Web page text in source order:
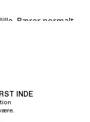
Bærer normalt
INDE